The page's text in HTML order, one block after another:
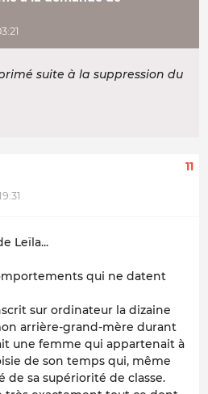
suite à la suppression du
11
Leïla...
qui ne datent
sur ordinateur la dizaine
arrière-grand-mère durant
une femme qui appartenait à
de son temps qui, même
de sa supériorité de classe.